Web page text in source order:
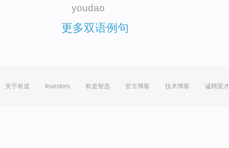
youdao
更多双语例句
关于有道 Investors 有道智选 官方博客 技术博客 诚聘英才